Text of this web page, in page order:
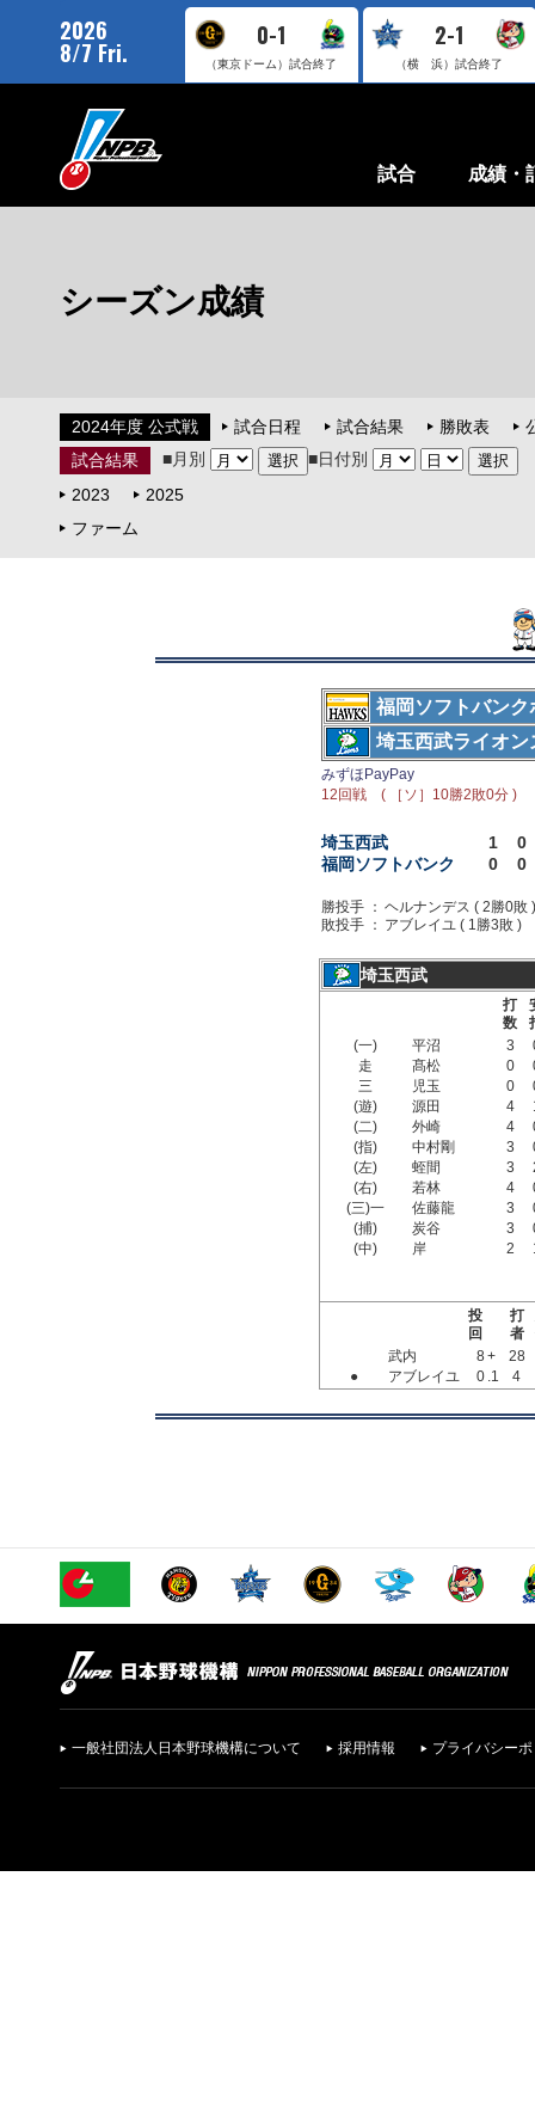
2026
8/7 Fri.
0-1
（東京ドーム）試合終了
2-1
（横 浜）試合終了
試合 成績・
シーズン成績
2024年度 公式戦 試合日程 試合結果 勝敗表
試合結果
■月別
■日付別
2023
2025
ファーム
福岡ソフトバンク
埼玉西武ライオン
みずほPayPay
12回戦 ( ［ソ］10勝2敗0分 )
埼玉西武 1
0
福岡ソフトバンク
0 0
勝投手 ： ヘルナンデス ( 2勝0敗 )
敗投手 ： アブレイユ ( 1勝3敗 )
埼玉西武
打
数
(一)
平沼 3
走
髙松 0
三
児玉 0
(遊)
源田 4
(二)
外崎 4
(指)
中村剛 3
(左)
蛭間 3
(右)
若林 4
(三)一
佐藤龍 3
(捕)
炭谷 3
(中)
岸 2
投
回
打
者
武内
8+
28
●
アブレイユ 0 .1 4
一般社団法人日本野球機構について 採用情報 プライバシー